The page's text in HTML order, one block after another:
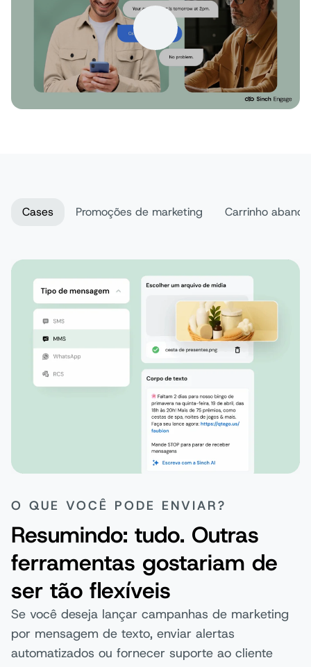
Cases Promoções de marketing Carrinho
O QUE VOCÊ PODE ENVIAR?
Resumindo: tudo. Outras
ferramentas gostariam de
ser tão flexíveis
Se você deseja lançar campanhas de marketing
por mensagem de texto, enviar alertas
automatizados ou fornecer suporte ao cliente